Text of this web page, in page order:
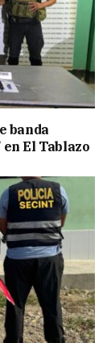
banda
El Tablazo